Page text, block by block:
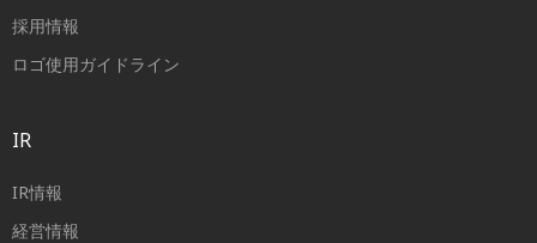
採用情報
ロゴ使用ガイドライン
IR
IR情報
経営情報